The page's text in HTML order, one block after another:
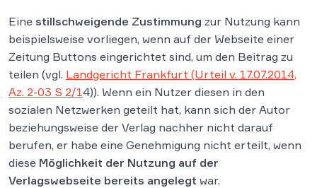
Eine stillschweigende Zustimmung zur Nutzung kann
beispielsweise vorliegen, wenn auf der Webseite einer
Zeitung Buttons eingerichtet sind, um den Beitrag zu
teilen (vgl. Landgericht Frankfurt (Urteil v. 17.07.2014,
Az. 2-03 S 2/14)). Wenn ein Nutzer diesen in den
sozialen Netzwerken geteilt hat, kann sich der Autor
beziehungsweise der Verlag nachher nicht darauf
berufen, er habe eine Genehmigung nicht erteilt, wenn
diese Möglichkeit der Nutzung auf der
Verlagswebseite bereits angelegt war.